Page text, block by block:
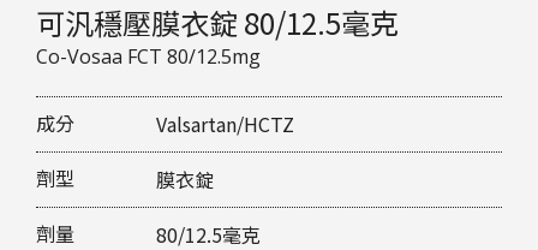
可汎穩壓膜衣錠 80/12.5毫克
Co-Vosaa FCT 80/12.5mg
成分
Valsartan/HCTZ
劑型
膜衣錠
劑量
80/12.5毫克